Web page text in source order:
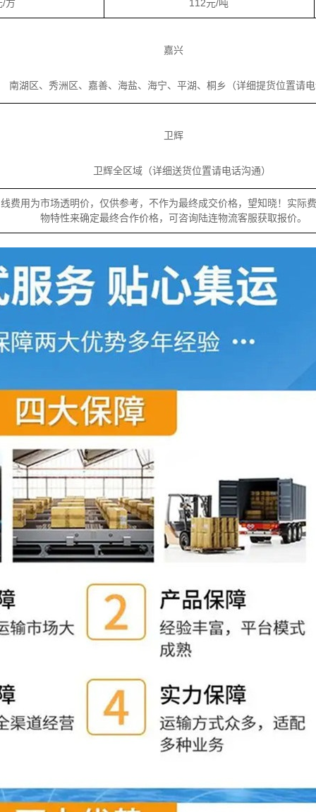
/方 112元/吨
嘉兴
湖区、秀洲区、嘉善、海盐、海宁、平湖、桐乡（详细提货位置请
卫辉
卫辉全区域（详细送货位置请电话沟通）
费用为市场透明价，仅供参考，不作为最终成交价格，望知晓！实际
物特性来确定最终合作价格，可咨询陆连物流客服获取报价。